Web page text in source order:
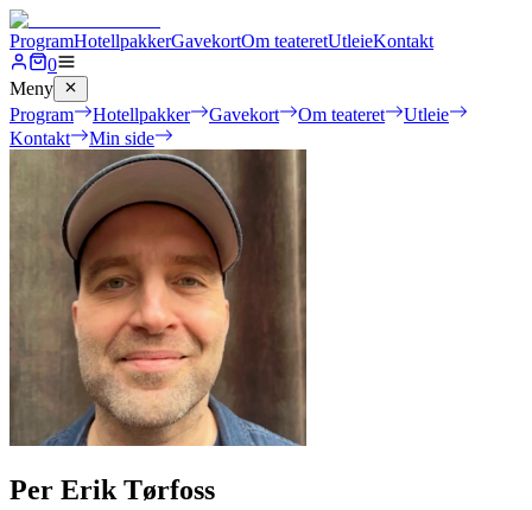
ProgramHotellpakkerGavekortOm teateretUtleieKontakt
0
Meny
Program
Hotellpakker Gavekort Om teateret
Utleie
Kontakt
Min side
Per Erik Tørfoss